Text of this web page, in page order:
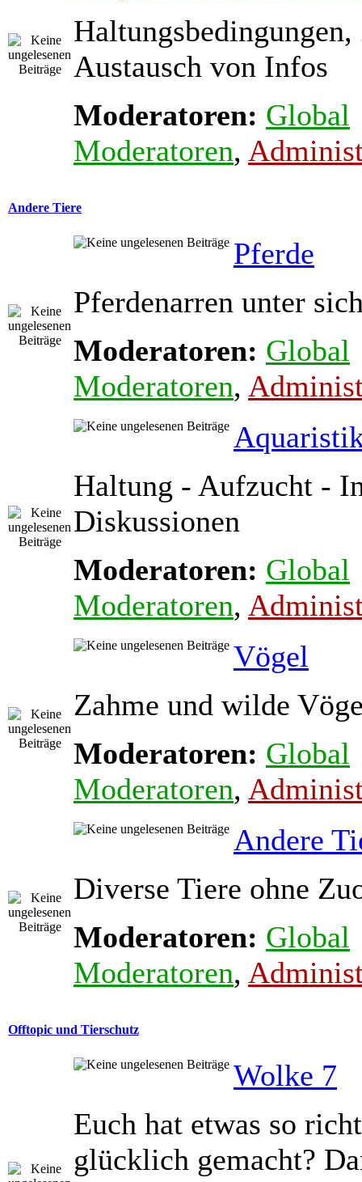
Austausch von Infos
Moderatoren: Global
Moderatoren,
Andere Tiere
Pferde
Pferdenarren unter
Moderatoren: Global
Moderatoren,
Haltung - Aufzucht -
Diskussionen
Moderatoren: Global
Moderatoren,
Vögel
Zahme und wilde
Moderatoren: Global
Moderatoren,
Andere
Diverse Tiere ohne
Moderatoren: Global
Moderatoren,
Offtopic und Tierschutz
Wolke 7
Euch hat etwas so
glücklich gemacht?